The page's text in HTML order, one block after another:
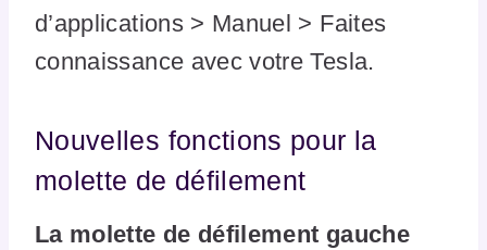
d’applications > Manuel > Faites
connaissance avec votre Tesla.
Nouvelles fonctions pour la
molette de défilement
La molette de défilement gauche